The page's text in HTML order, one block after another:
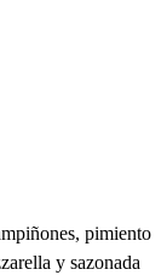
pimiento
y sazonada